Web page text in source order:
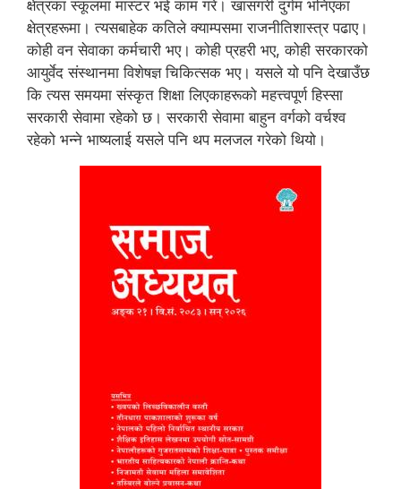
क्षेत्रका स्कूलमा मास्टर भई काम गरे। खासगरी दुर्गम भनिएका
क्षेत्रहरूमा। त्यसबाहेक कतिले क्याम्पसमा राजनीतिशास्त्र पढाए।
कोही वन सेवाका कर्मचारी भए। कोही प्रहरी भए, कोही सरकारको
आयुर्वेद संस्थानमा विशेषज्ञ चिकित्सक भए। यसले यो पनि देखाउँछ
कि त्यस समयमा संस्कृत शिक्षा लिएकाहरूको महत्त्वपूर्ण हिस्सा
सरकारी सेवामा रहेको छ। सरकारी सेवामा बाहुन वर्गको वर्चश्व
रहेको भन्ने भाष्यलाई यसले पनि थप मलजल गरेको थियो।